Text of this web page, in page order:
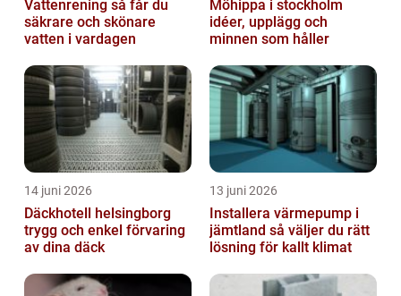
Vattenrening så får du
säkrare och skönare
vatten i vardagen
Möhippa i stockholm
idéer, upplägg och
minnen som håller
14 juni 2026
Däckhotell helsingborg
trygg och enkel förvaring
av dina däck
13 juni 2026
Installera värmepump i
jämtland så väljer du rätt
lösning för kallt klimat